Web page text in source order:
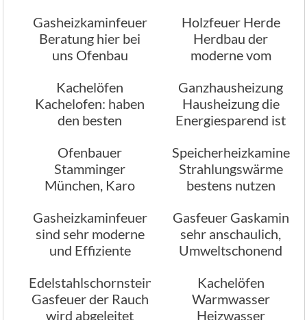
Gasheizkaminfeuer
Beratung hier bei
uns Ofenbau
Holzfeuer Herde
Herdbau der
moderne vom
Kachelöfen
Kachelofen: haben
den besten
Ganzhausheizung
Hausheizung die
Energiesparend ist
Ofenbauer
Stamminger
München, Karo
Speicherheizkamine
Strahlungswärme
bestens nutzen
Gasheizkaminfeuer
sind sehr moderne
und Effiziente
Gasfeuer Gaskamin
sehr anschaulich,
Umweltschonend
Edelstahlschornstein
Gasfeuer der Rauch
wird abgeleitet
Kachelöfen
Warmwasser
Heizwasser